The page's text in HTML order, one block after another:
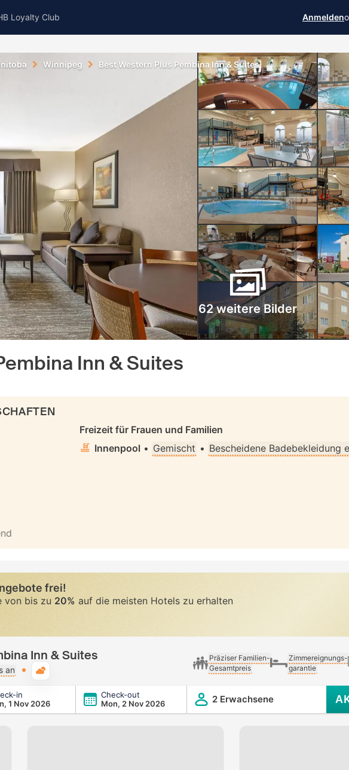
Loyalty Club Anmelden
Winnipeg Best Western Plus Pembina Inn & Suites
62 weitere Bilder
Inn & Suites
Freizeit für Frauen und Familien
Innenpool • Gemischt • Bescheidene Badebekleidung
frei!
von bis zu 20%auf die meisten Hotels zu erhalten
Inn & Suites
an
Präziser Familien-
Gesamtpreis
Zimmereignungs-
garantie
in
1 Nov 2026
Check-out
Mon, 2 Nov 2026
2 Erwachsene